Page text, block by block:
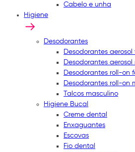
Cabelo e unha
Higiene
Desodorantes
Desodorantes aerosol
Desodorantes aerosol
Desodorantes roll-on
Desodorantes roll-on
Talcos masculino
Higiene Bucal
Creme dental
Enxaguantes
Escovas
Fio dental